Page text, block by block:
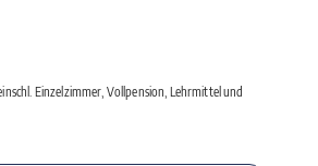
Einzelzimmer, Vollpension, Lehrmittel und